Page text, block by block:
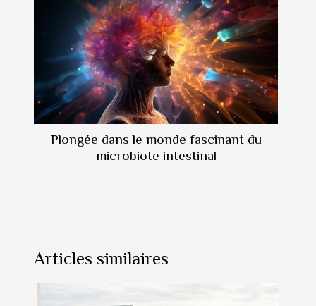
Plongée dans le monde fascinant du
microbiote intestinal
Articles similaires